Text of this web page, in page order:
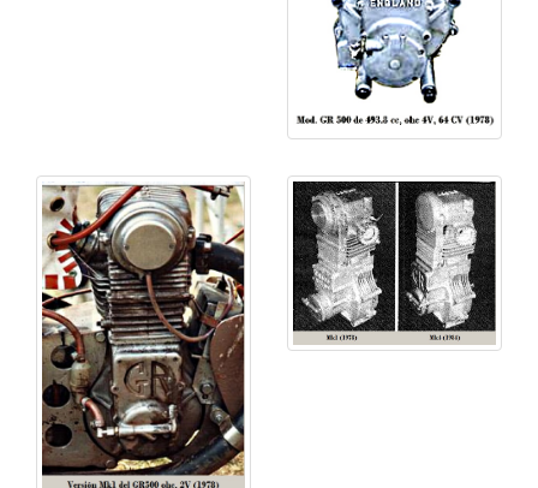
JAWA mediante la introducción del nuevo sistema de
En 1975 Don instaló un Weslake MK1 en una de sus
máquinas DGS compitiendo contra las JAWA.
Muchos campeonatos fueron ganados por "pilotos
Godden", como: Bewdley Bonanza, Kent Kracker,
Lydden, Wimborne Whoppa, etc., dando testimonio
de la "fuerza" de Don como constructor.
La Godden GR500, pudo verse en acción durante
años en las carreras en todo el mundo, aunque en la
actualidad son cada vez más difícil de ver. La
Godden más reciente es muy competitiva, en las
carreras degrasstrack.
Notas
El hijo de Don,Mitchel Godden